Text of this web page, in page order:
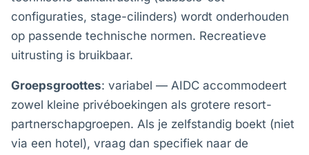
configuraties, stage-cilinders) wordt onderhouden
op passende technische normen. Recreatieve
uitrusting is bruikbaar.
Groepsgroottes: variabel — AIDC accommodeert
zowel kleine privéboekingen als grotere resort-
partnerschapgroepen. Als je zelfstandig boekt (niet
via een hotel), vraag dan specifiek naar de